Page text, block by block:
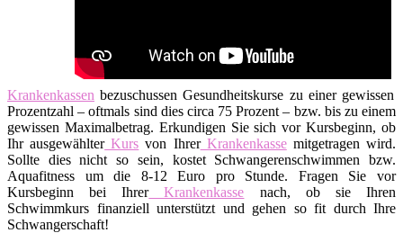
Krankenkassen bezuschussen Gesundheitskurse zu einer gewissen
Prozentzahl – oftmals sind dies circa 75 Prozent – bzw. bis zu einem
gewissen Maximalbetrag. Erkundigen Sie sich vor Kursbeginn, ob
Ihr ausgewählterKurs von IhrerKrankenkassemitgetragen wird.
Sollte dies nicht so sein, kostet Schwangerenschwimmen bzw.
Aquafitness um die 8-12 Euro pro Stunde. Fragen Sie vor
Kursbeginn bei IhrerKrankenkasse nach, ob sie Ihren
Schwimmkurs finanziell unterstützt und gehen so fit durch Ihre
Schwangerschaft!